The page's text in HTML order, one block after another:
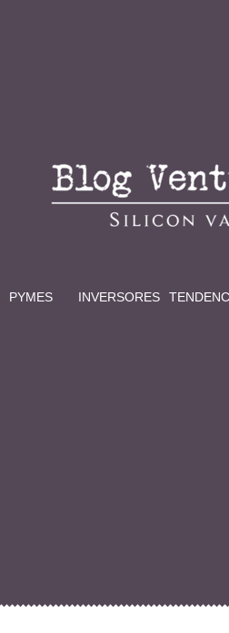
PYMES INVERSORES